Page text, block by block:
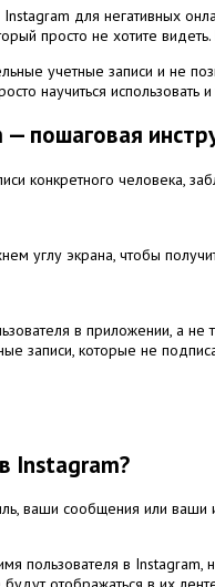
для негативных
просто не хотите видеть.
учетные записи и не
научиться использовать
пошаговая
конкретного человека,
углу экрана, чтобы
в приложении, а
записи, которые не
Instagram?
ваши сообщения или ваши
пользователя в